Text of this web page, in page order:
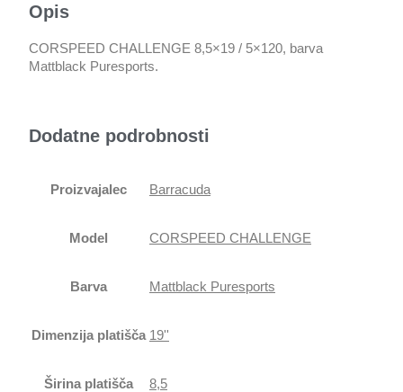
Opis
CORSPEED CHALLENGE 8,5×19 / 5×120, barva
Mattblack Puresports.
Dodatne podrobnosti
Proizvajalec Barracuda
Model CORSPEED CHALLENGE
Barva Mattblack Puresports
Dimenzija platišča 19''
Širina platišča 8,5